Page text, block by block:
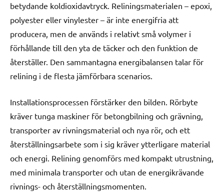
betydande koldioxidavtryck. Reliningsmaterialen – epoxi,
polyester eller vinylester – är inte energifria att
producera, men de används i relativt små volymer i
förhållande till den yta de täcker och den funktion de
återställer. Den sammantagna energibalansen talar för
relining i de flesta jämförbara scenarios.
Installationsprocessen förstärker den bilden. Rörbyte
kräver tunga maskiner för betongbilning och grävning,
transporter av rivningsmaterial och nya rör, och ett
återställningsarbete som i sig kräver ytterligare material
och energi. Relining genomförs med kompakt utrustning,
med minimala transporter och utan de energikrävande
rivnings- och återställningsmomenten.